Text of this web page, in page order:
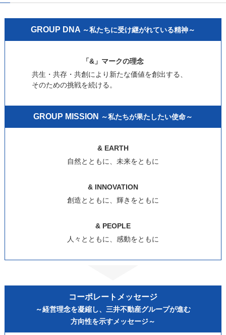
GROUP DNA ～私たちに受け継がれている精神～
「&」マークの理念
共生・共存・共創により新たな価値を創出する、
そのための挑戦を続ける。
GROUP MISSION ～私たちが果たしたい使命～
& EARTH
自然とともに、未来をともに
& INNOVATION
創造とともに、輝きをともに
& PEOPLE
人々とともに、感動をともに
コーポレートメッセージ
～経営理念を凝縮し、三井不動産グループが進む
方向性を示すメッセージ～